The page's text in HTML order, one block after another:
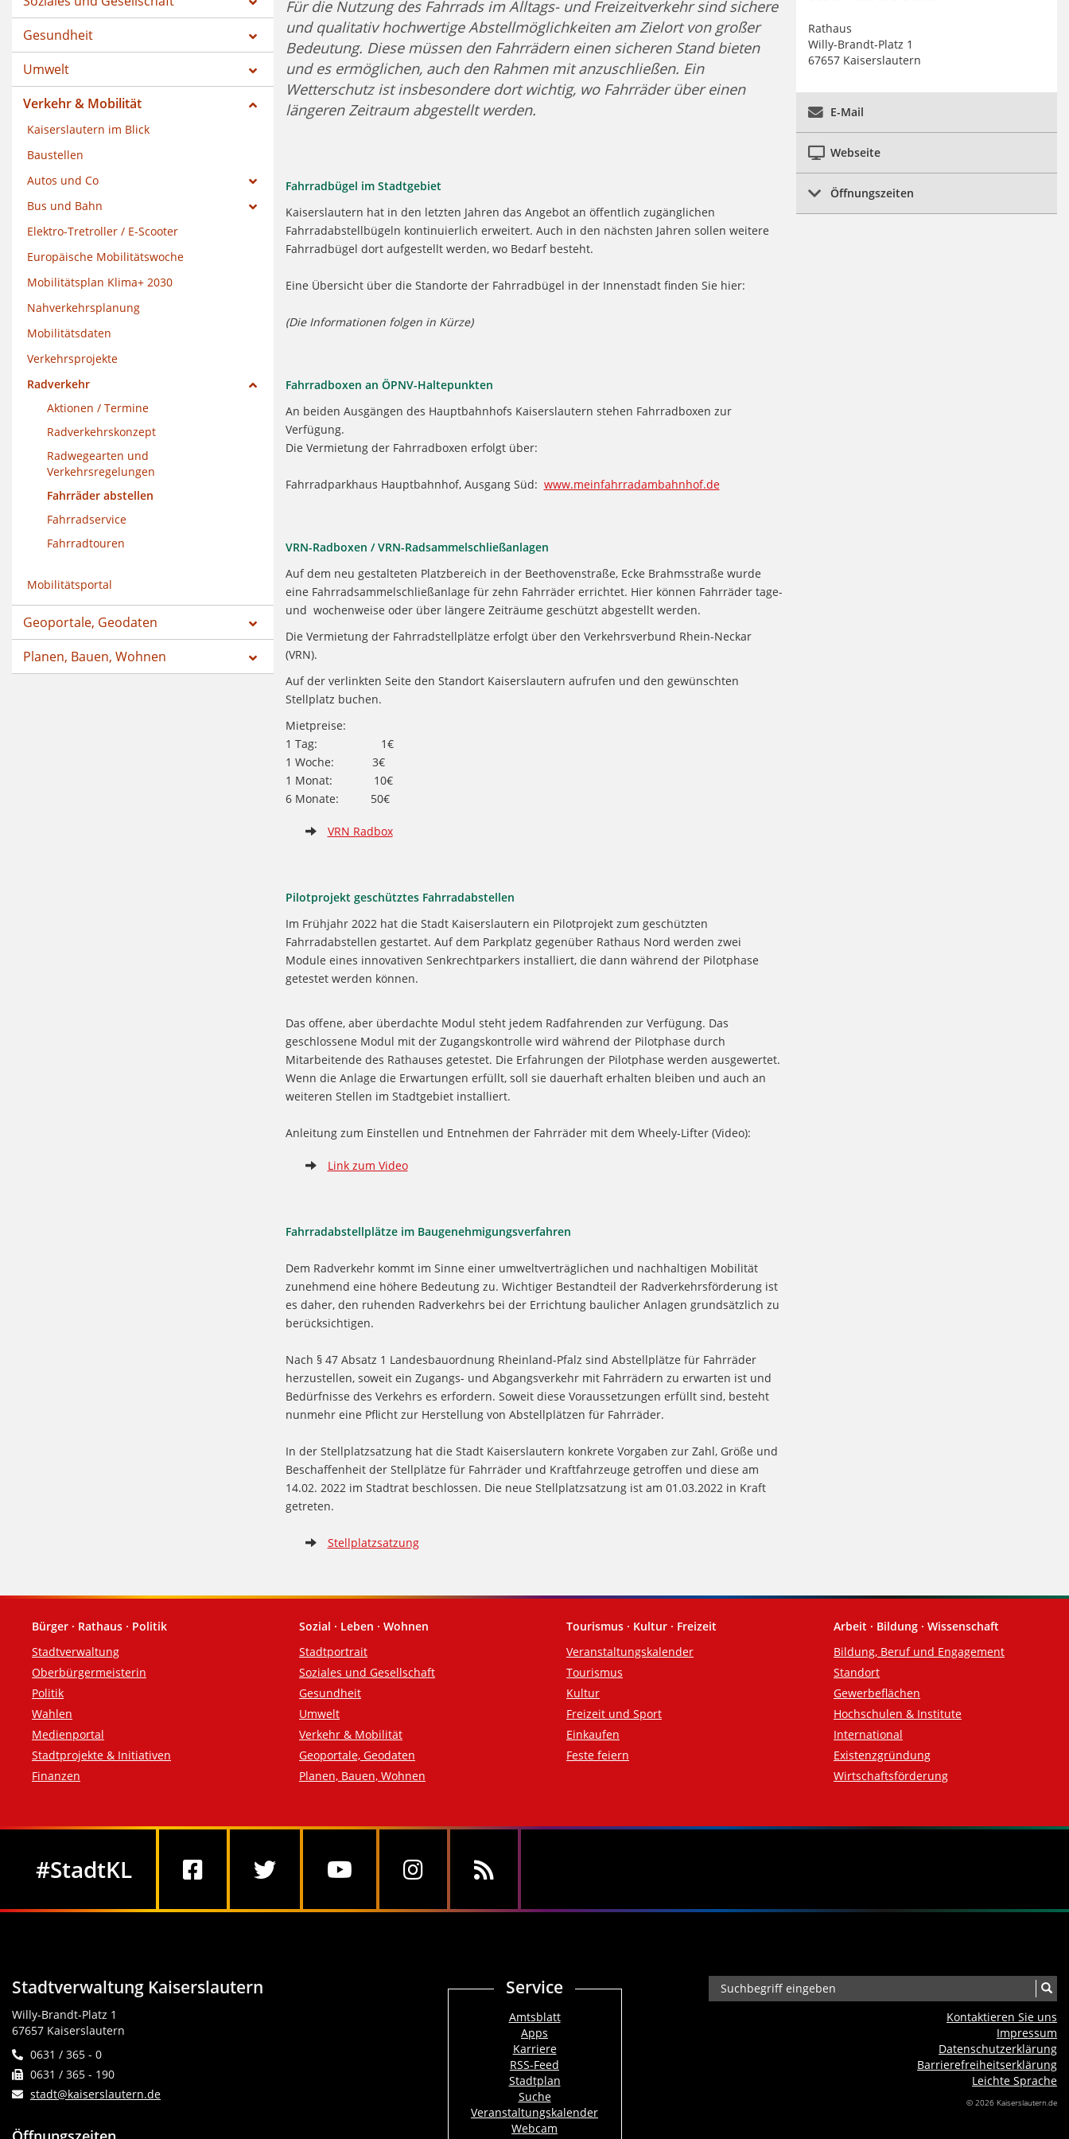
Gesundheit
Umwelt
Verkehr & Mobilität
Kaiserslautern im Blick
Baustellen
Autos und Co
Bus und Bahn
Elektro-Tretroller / E-Scooter
Europäische Mobilitätswoche
Mobilitätsplan Klima+ 2030
Nahverkehrsplanung
Mobilitätsdaten
Verkehrsprojekte
Radverkehr
Aktionen / Termine
Radverkehrskonzept
Radwegearten und
Verkehrsregelungen
Fahrräder abstellen
Fahrradservice
Fahrradtouren
Mobilitätsportal
Geoportale, Geodaten
Planen, Bauen, Wohnen
Für die Nutzung des Fahrrads im Alltags- und Freizeitverkehr sind sichere
und qualitativ hochwertige Abstellmöglichkeiten am Zielort von großer
Bedeutung. Diese müssen den Fahrrädern einen sicheren Stand bieten
und es ermöglichen, auch den Rahmen mit anzuschließen. Ein
Wetterschutz ist insbesondere dort wichtig, wo Fahrräder über einen
längeren Zeitraum abgestellt werden.
Fahrradbügel im Stadtgebiet
Kaiserslautern hat in den letzten Jahren das Angebot an öffentlich zugänglichen
Fahrradabstellbügeln kontinuierlich erweitert. Auch in den nächsten Jahren sollen weitere
Fahrradbügel dort aufgestellt werden, wo Bedarf besteht.
Eine Übersicht über die Standorte der Fahrradbügel in der Innenstadt finden Sie hier:
(Die Informationen folgen in Kürze)
Fahrradboxen an ÖPNV-Haltepunkten
An beiden Ausgängen des Hauptbahnhofs Kaiserslautern stehen Fahrradboxen zur
Verfügung.
Die Vermietung der Fahrradboxen erfolgt über:
Fahrradparkhaus Hauptbahnhof, Ausgang Süd: www.meinfahrradambahnhof.de
VRN-Radboxen / VRN-Radsammelschließanlagen
Auf dem neu gestalteten Platzbereich in der Beethovenstraße, Ecke Brahmsstraße wurde
eine Fahrradsammelschließanlage für zehn Fahrräder errichtet. Hier können Fahrräder tage-
und wochenweise oder über längere Zeiträume geschützt abgestellt werden.
Die Vermietung der Fahrradstellplätze erfolgt über den Verkehrsverbund Rhein-Neckar
(VRN).
Auf der verlinkten Seite den Standort Kaiserslautern aufrufen und den gewünschten
Stellplatz buchen.
Mietpreise:
1 Tag: 1€
1 Woche: 3€
1 Monat: 10€
6 Monate: 50€
VRN Radbox
Pilotprojekt geschütztes Fahrradabstellen
Im Frühjahr 2022 hat die Stadt Kaiserslautern ein Pilotprojekt zum geschützten
Fahrradabstellen gestartet. Auf dem Parkplatz gegenüber Rathaus Nord werden zwei
Module eines innovativen Senkrechtparkers installiert, die dann während der Pilotphase
getestet werden können.
Das offene, aber überdachte Modul steht jedem Radfahrenden zur Verfügung. Das
geschlossene Modul mit der Zugangskontrolle wird während der Pilotphase durch
Mitarbeitende des Rathauses getestet. Die Erfahrungen der Pilotphase werden ausgewertet.
Wenn die Anlage die Erwartungen erfüllt, soll sie dauerhaft erhalten bleiben und auch an
weiteren Stellen im Stadtgebiet installiert.
Anleitung zum Einstellen und Entnehmen der Fahrräder mit dem Wheely-Lifter (Video):
Link zum Video
Fahrradabstellplätze im Baugenehmigungsverfahren
Dem Radverkehr kommt im Sinne einer umweltverträglichen und nachhaltigen Mobilität
zunehmend eine höhere Bedeutung zu. Wichtiger Bestandteil der Radverkehrsförderung ist
es daher, den ruhenden Radverkehrs bei der Errichtung baulicher Anlagen grundsätzlich zu
berücksichtigen.
Nach § 47 Absatz 1 Landesbauordnung Rheinland-Pfalz sind Abstellplätze für Fahrräder
herzustellen, soweit ein Zugangs- und Abgangsverkehr mit Fahrrädern zu erwarten ist und
Bedürfnisse des Verkehrs es erfordern. Soweit diese Voraussetzungen erfüllt sind, besteht
nunmehr eine Pflicht zur Herstellung von Abstellplätzen für Fahrräder.
In der Stellplatzsatzung hat die Stadt Kaiserslautern konkrete Vorgaben zur Zahl, Größe und
Beschaffenheit der Stellplätze für Fahrräder und Kraftfahrzeuge getroffen und diese am
14.02. 2022 im Stadtrat beschlossen. Die neue Stellplatzsatzung ist am 01.03.2022 in Kraft
getreten.
Stellplatzsatzung
Rathaus
Willy-Brandt-Platz 1
67657 Kaiserslautern
E-Mail
Webseite
Öffnungszeiten
Fußzeile
Bürger · Rathaus · Politik
Stadtverwaltung
Oberbürgermeisterin
Politik
Wahlen
Medienportal
Stadtprojekte & Initiativen
Finanzen
Sozial · Leben · Wohnen
Stadtportrait
Soziales und Gesellschaft
Gesundheit
Umwelt
Verkehr & Mobilität
Geoportale, Geodaten
Planen, Bauen, Wohnen
Tourismus · Kultur · Freizeit
Veranstaltungskalender
Tourismus
Kultur
Freizeit und Sport
Einkaufen
Feste feiern
Arbeit · Bildung · Wissenschaft
Bildung, Beruf und Engagement
Standort
Gewerbeflächen
Hochschulen & Institute
International
Existenzgründung
Wirtschaftsförderung
#StadtKL
Stadtverwaltung Kaiserslautern
Willy-Brandt-Platz 1
67657 Kaiserslautern
0631 / 365 - 0
0631 / 365 - 190
stadt@kaiserslautern.de
Service
Amtsblatt
Apps
Karriere
RSS-Feed
Stadtplan
Suche
Veranstaltungskalender
Webcam
Kontaktieren Sie uns
Impressum
Datenschutzerklärung
Barrierefreiheits­erklärung
Leichte Sprache
© 2026 Kaiserslautern.de